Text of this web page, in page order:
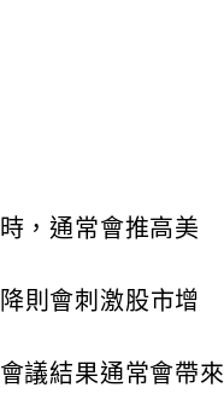
，通常會推高美
則會刺激股市增
議結果通常會帶來